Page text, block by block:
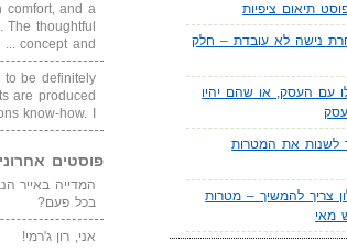
תיאום ציפיות
נישה לא עובדת – חלק
עם העסק, או שהם יהיו
לשנות את המטרות
צריך להמשיך – מטרות
מאי
comfort, and a
thoughtful
concept and ...
to be definitely
are produced
know-how. I ...
פוסטים
בכל פעם?
אני, רון ג'רמי!